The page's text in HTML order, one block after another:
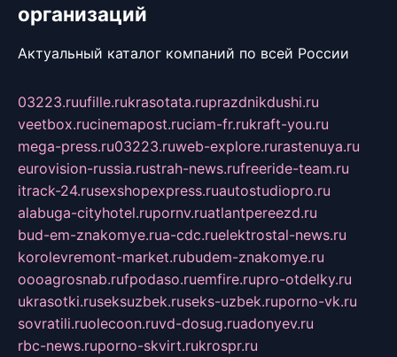
организаций
Актуальный каталог компаний по всей России
03223.ruufille.rukrasotata.ruprazdnikdushi.ru
veetbox.rucinemapost.ruciam-fr.rukraft-you.ru
mega-press.ru03223.ruweb-explore.rurastenuya.ru
eurovision-russia.rustrah-news.rufreeride-team.ru
itrack-24.rusexshopexpress.ruautostudiopro.ru
alabuga-cityhotel.rupornv.ruatlantpereezd.ru
bud-em-znakomye.rua-cdc.ruelektrostal-news.ru
korolevremont-market.rubudem-znakomye.ru
oooagrosnab.rufpodaso.ruemfire.rupro-otdelky.ru
ukrasotki.ruseksuzbek.ruseks-uzbek.ruporno-vk.ru
sovratili.ruolecoon.ruvd-dosug.ruadonyev.ru
rbc-news.ruporno-skvirt.rukrospr.ru